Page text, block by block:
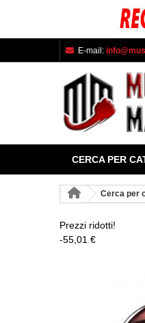
E-mail:
CERCA PER
Cerca per
Prezzi ridotti!
-55,01 €